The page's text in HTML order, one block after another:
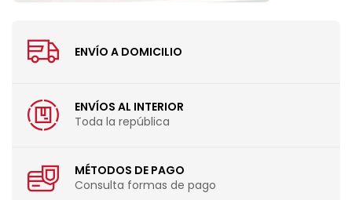
ENVÍO A DOMICILIO
ENVÍOS AL INTERIOR
Toda la república
MÉTODOS DE PAGO
Consulta formas de pago